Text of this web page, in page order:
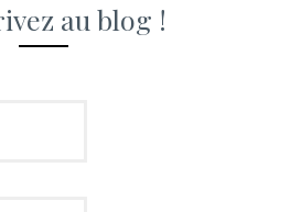
au blog !